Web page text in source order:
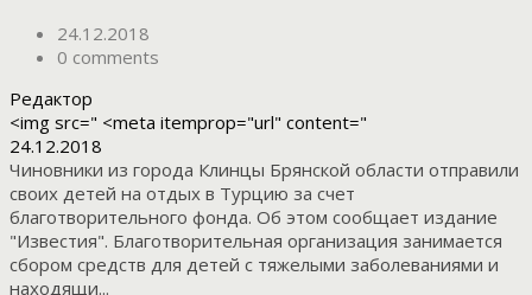
24.12.2018
0 comments
Редактор
<img src=" <meta itemprop="url" content="
24.12.2018
Чиновники из города Клинцы Брянской области отправили
своих детей на отдых в Турцию за счет
благотворительного фонда. Об этом сообщает издание
"Известия". Благотворительная организация занимается
сбором средств для детей с тяжелыми заболеваниями и
находящи...